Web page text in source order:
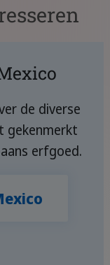
de diverse
gekenmerkt
erfgoed.